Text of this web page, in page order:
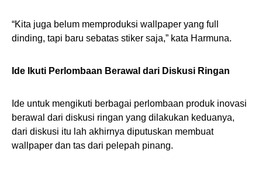
“Kita juga belum memproduksi wallpaper yang full
dinding, tapi baru sebatas stiker saja,” kata Harmuna.
Ide Ikuti Perlombaan Berawal dari Diskusi Ringan
Ide untuk mengikuti berbagai perlombaan produk inovasi
berawal dari diskusi ringan yang dilakukan keduanya,
dari diskusi itu lah akhirnya diputuskan membuat
wallpaper dan tas dari pelepah pinang.